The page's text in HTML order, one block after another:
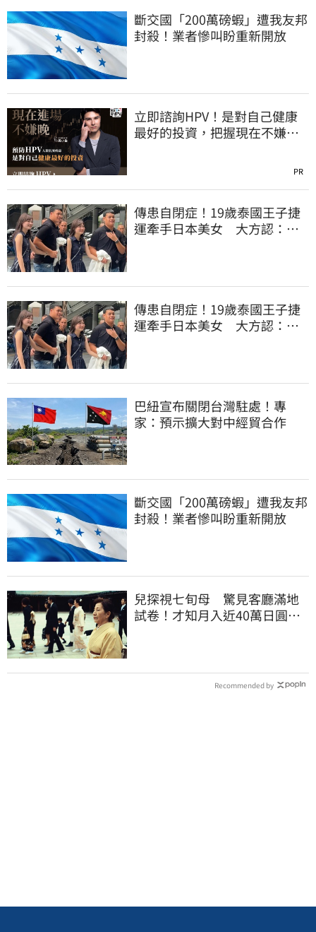
斷交國「200萬磅蝦」遭我友邦
封殺！業者慘叫盼重新開放
立即諮詢HPV！是對自己健康
最好的投資，把握現在不嫌
PR
傳患自閉症！19歲泰國王子捷
運牽手日本美女 大方認：
傳患自閉症！19歲泰國王子捷
運牽手日本美女 大方認：
巴紐宣布關閉台灣駐處！專
家：預示擴大對中經貿合作
斷交國「200萬磅蝦」遭我友邦
封殺！業者慘叫盼重新開放
兒探視七旬母 驚見客廳滿地
試卷！才知月入近40萬日圓
Recommended by